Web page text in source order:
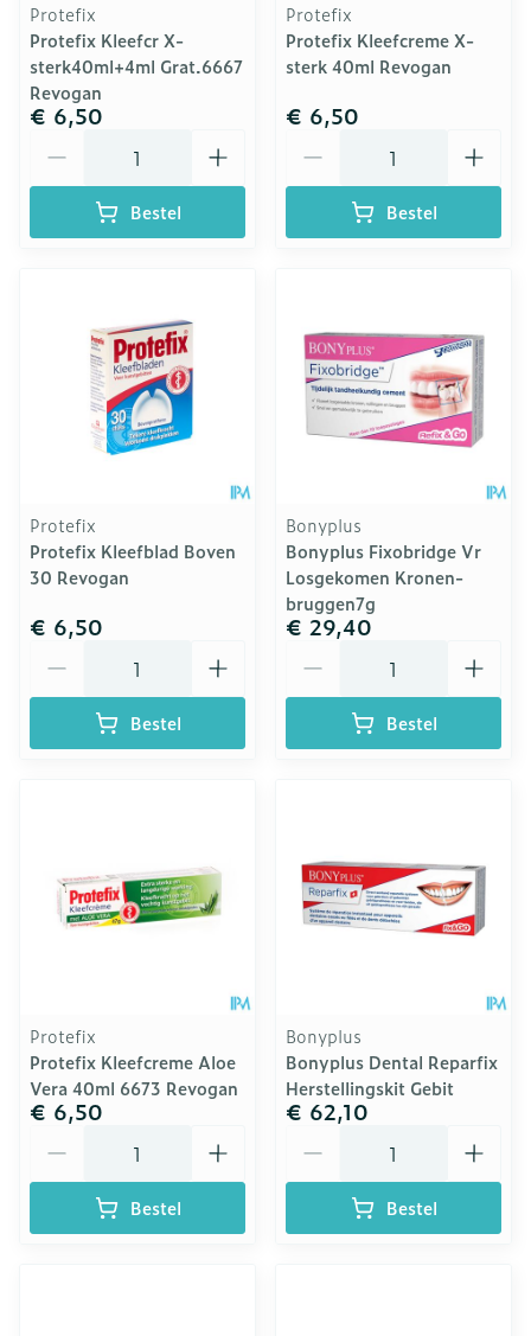
Protefix
Protefix Kleefcr X-
sterk40ml+4ml Grat.6667
Revogan
€ 6,50
Bestel
Protefix
Protefix Kleefcreme X-
sterk 40ml Revogan
€ 6,50
Bestel
Protefix
Protefix Kleefblad Boven
30 Revogan
€ 6,50
Bestel
Bonyplus
Bonyplus Fixobridge Vr
Losgekomen Kronen-
bruggen7g
€ 29,40
Bestel
Protefix
Protefix Kleefcreme Aloe
Vera 40ml 6673 Revogan
€ 6,50
Bestel
Bonyplus
Bonyplus Dental Reparfix
Herstellingskit Gebit
€ 62,10
Bestel